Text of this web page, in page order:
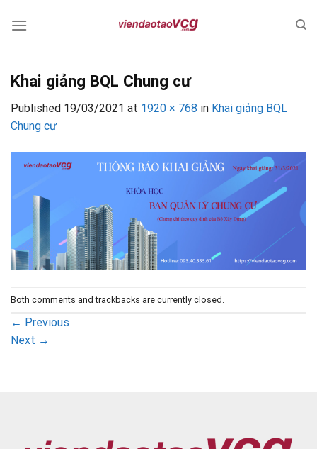
Khai giảng BQL Chung cư
Published 19/03/2021 at 1920 × 768 in Khai giảng BQL
Chung cư
Both comments and trackbacks are currently closed.
← Previous
Next →